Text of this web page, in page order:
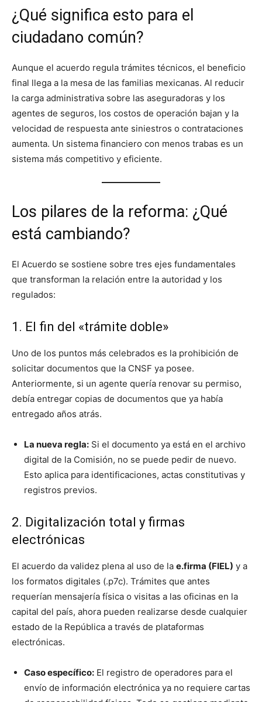
¿Qué significa esto para el
ciudadano común?
Aunque el acuerdo regula trámites técnicos, el beneficio
final llega a la mesa de las familias mexicanas. Al reducir
la carga administrativa sobre las aseguradoras y los
agentes de seguros, los costos de operación bajan y la
velocidad de respuesta ante siniestros o contrataciones
aumenta. Un sistema financiero con menos trabas es un
sistema más competitivo y eficiente.
Los pilares de la reforma: ¿Qué
está cambiando?
El Acuerdo se sostiene sobre tres ejes fundamentales
que transforman la relación entre la autoridad y los
regulados:
1. El fin del «trámite doble»
Uno de los puntos más celebrados es la prohibición de
solicitar documentos que la CNSF ya posee.
Anteriormente, si un agente quería renovar su permiso,
debía entregar copias de documentos que ya había
entregado años atrás.
La nueva regla: Si el documento ya está en el archivo
digital de la Comisión, no se puede pedir de nuevo.
Esto aplica para identificaciones, actas constitutivas y
registros previos.
2. Digitalización total y firmas
electrónicas
El acuerdo da validez plena al uso de la e.firma (FIEL) y a
los formatos digitales (.p7c). Trámites que antes
requerían mensajería física o visitas a las oficinas en la
capital del país, ahora pueden realizarse desde cualquier
estado de la República a través de plataformas
electrónicas.
Caso específico: El registro de operadores para el
envío de información electrónica ya no requiere cartas